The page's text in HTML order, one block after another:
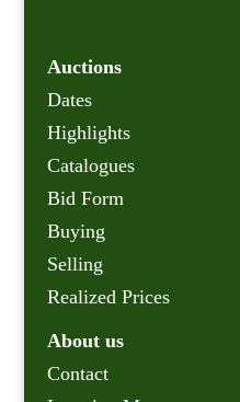
Auctions
Dates
Highlights
Catalogues
Bid Form
Buying
Selling
Realized Prices
About us
Contact